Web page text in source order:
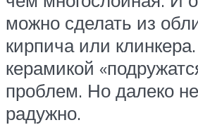
можно сделать из
кирпича или
керамикой
проблем. Но далеко
радужно.